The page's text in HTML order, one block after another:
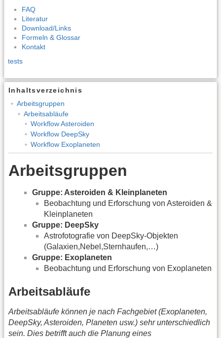
FAQ
Literatur
Download/Links
Formeln & Glossar
Kontakt
tests
Inhaltsverzeichnis
Arbeitsgruppen
Arbeitsabläufe
Workflow Asteroiden
Workflow DeepSky
Workflow Exoplaneten
Arbeitsgruppen
Gruppe: Asteroiden & Kleinplaneten
Beobachtung und Erforschung von Asteroiden &
Kleinplaneten
Gruppe: DeepSky
Astrofotografie von DeepSky-Objekten
(Galaxien,Nebel,Sternhaufen,…)
Gruppe: Exoplaneten
Beobachtung und Erforschung von Exoplaneten
Arbeitsabläufe
Arbeitsabläufe können je nach Fachgebiet (Exoplaneten,
DeepSky, Asteroiden, Planeten usw.) sehr unterschiedlich
sein. Dies betrifft auch die Planung eines